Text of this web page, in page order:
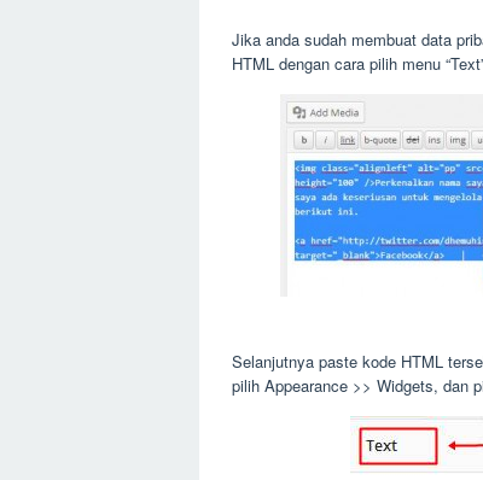
Jika anda sudah membuat data
HTML dengan cara pilih menu
Selanjutnya paste kode HTML
pilih Appearance >> Widgets, dan